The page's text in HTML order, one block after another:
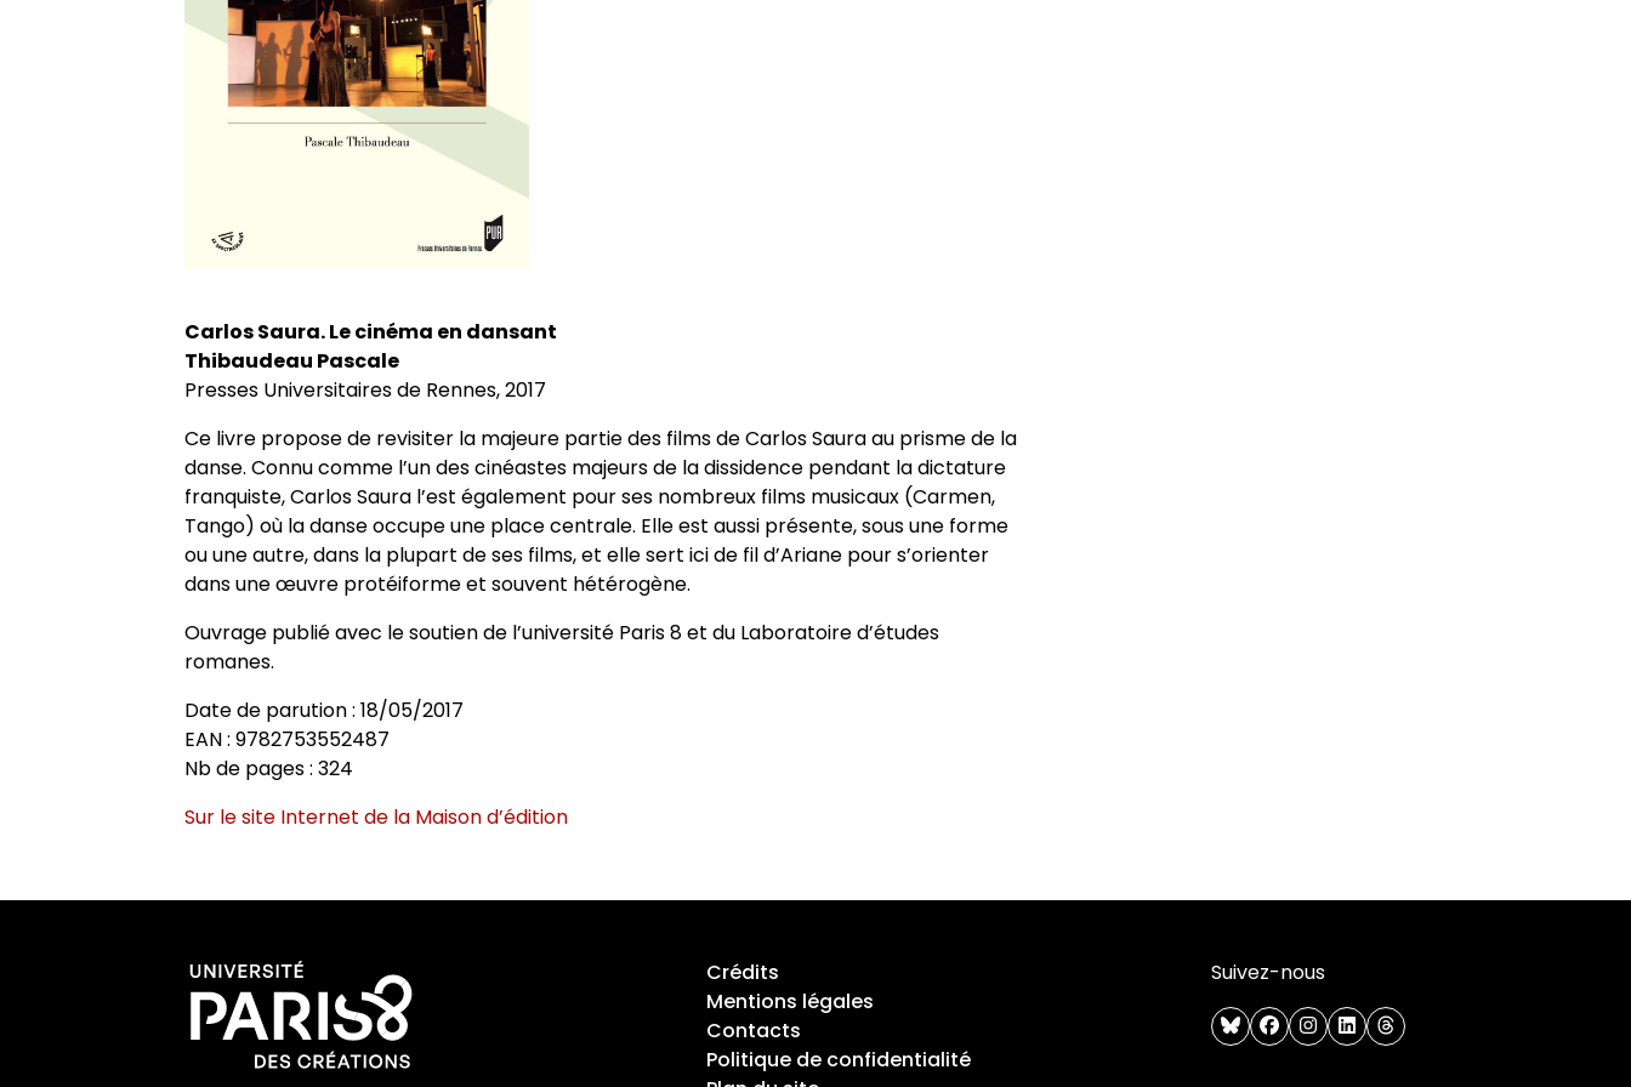
Axes de recherche 2013-2018
Projets et réseaux de recherche
Jeunes docteurs et anciens diplômés
École doctorale
Masters adossés au LER
Colloques
Soutenances de doctorat
RITA
Collection HAL
Le LER sur Vimeo
Carlos Saura. Le cinéma en dansant
Thibaudeau Pascale
Presses Universitaires de Rennes, 2017
Ce livre propose de revisiter la majeure partie des films de Carlos Saura au prisme de la
danse. Connu comme l’un des cinéastes majeurs de la dissidence pendant la dictature
franquiste, Carlos Saura l’est également pour ses nombreux films musicaux (Carmen,
Tango) où la danse occupe une place centrale. Elle est aussi présente, sous une forme
ou une autre, dans la plupart de ses films, et elle sert ici de fil d’Ariane pour s’orienter
dans une œuvre protéiforme et souvent hétérogène.
Ouvrage publié avec le soutien de l’université Paris 8 et du Laboratoire d’études
romanes.
Date de parution : 18/05/2017
EAN : 9782753552487
Nb de pages : 324
Sur le site Internet de la Maison d’édition
Crédits
Mentions légales
Contacts
Politique de confidentialité
Suivez-nous
blueskyfacebook
instagram
linkedinthreads